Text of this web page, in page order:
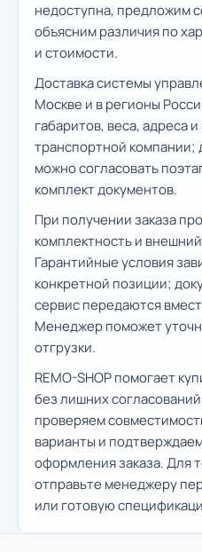
недоступна, предложим
объясним различия по
и стоимости.
Доставка системы
Москве и в регионы
габаритов, веса, адреса
транспортной компании;
можно согласовать
комплект документов.
При получении заказа
комплектность и
Гарантийные условия
конкретной позиции;
сервис передаются
Менеджер поможет
отгрузки.
REMO-SHOP помогает
без лишних
проверяем
варианты и
оформления заказа. Для
отправьте менеджеру
или готовую